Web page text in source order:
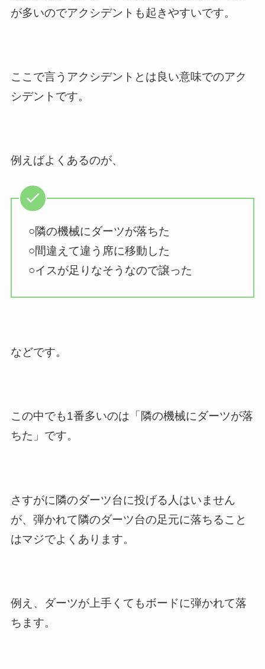
が多いのでアクシデントも起きやすいです。
ここで言うアクシデントとは良い意味でのアク
シデントです。
例えばよくあるのが、
○隣の機械にダーツが落ちた
○間違えて違う席に移動した
○イスが足りなそうなので譲った
などです。
この中でも1番多いのは「隣の機械にダーツが落
ちた」です。
さすがに隣のダーツ台に投げる人はいません
が、弾かれて隣のダーツ台の足元に落ちること
はマジでよくあります。
例え、ダーツが上手くてもボードに弾かれて落
ちます。